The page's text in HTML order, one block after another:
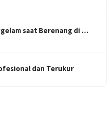
saat Berenang di …
dan Terukur